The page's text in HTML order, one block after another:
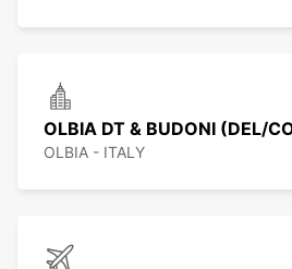
OLBIA DT & BUDONI (DEL/
OLBIA - ITALY